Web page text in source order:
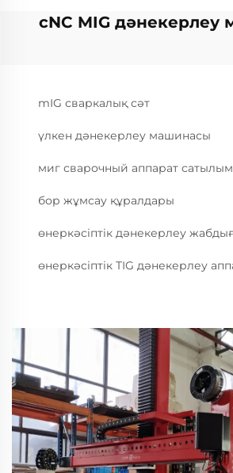
cNC MIG дәнекерлеу
mIG сваркалық сәт
үлкен дәнекерлеу машинасы
миг сварочный аппарат
бор жұмсау құралдары
өнеркәсіптік дәнекерлеу
өнеркәсіптік TIG дәнекерлеу